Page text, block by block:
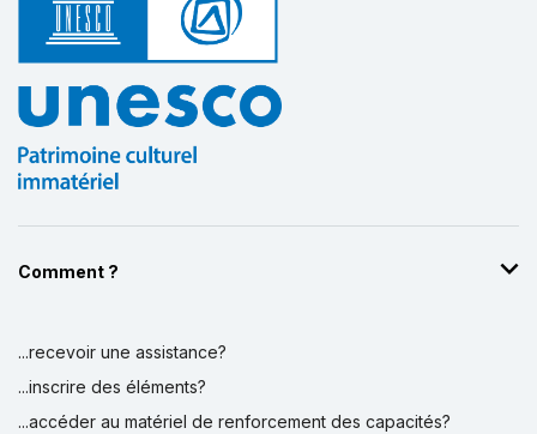
Comment ?
...recevoir une assistance?
...inscrire des éléments?
...accéder au matériel de renforcement des capacités?